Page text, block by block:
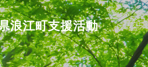
浪江町支援活動